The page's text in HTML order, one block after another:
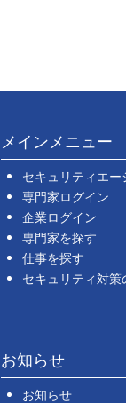
メインメニュー
セキュリティエ
専門家ログイン
企業ログイン
専門家を探す
仕事を探す
セキュリティ対策
お知らせ
お知らせ